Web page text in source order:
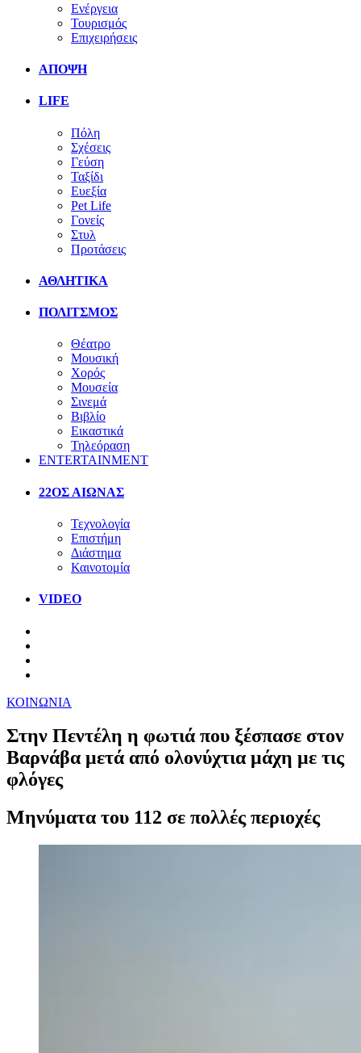
Ενέργεια
Τουρισμός
Επιχειρήσεις
ΑΠΟΨΗ
LIFE
Πόλη
Σχέσεις
Γεύση
Ταξίδι
Ευεξία
Pet Life
Γονείς
Στυλ
Προτάσεις
ΑΘΛΗΤΙΚΑ
ΠΟΛΙΤΣΜΟΣ
Θέατρο
Μουσική
Χορός
Μουσεία
Σινεμά
Βιβλίο
Εικαστικά
Τηλεόραση
ENTERTAINMENT
22ΟΣ ΑΙΩΝΑΣ
Τεχνολογία
Επιστήμη
Διάστημα
Καινοτομία
VIDEO
ΚΟΙΝΩΝΙΑ
Στην Πεντέλη η φωτιά που ξέσπασε στον
Βαρνάβα μετά από ολονύχτια μάχη με τις
φλόγες
Μηνύματα του 112 σε πολλές περιοχές